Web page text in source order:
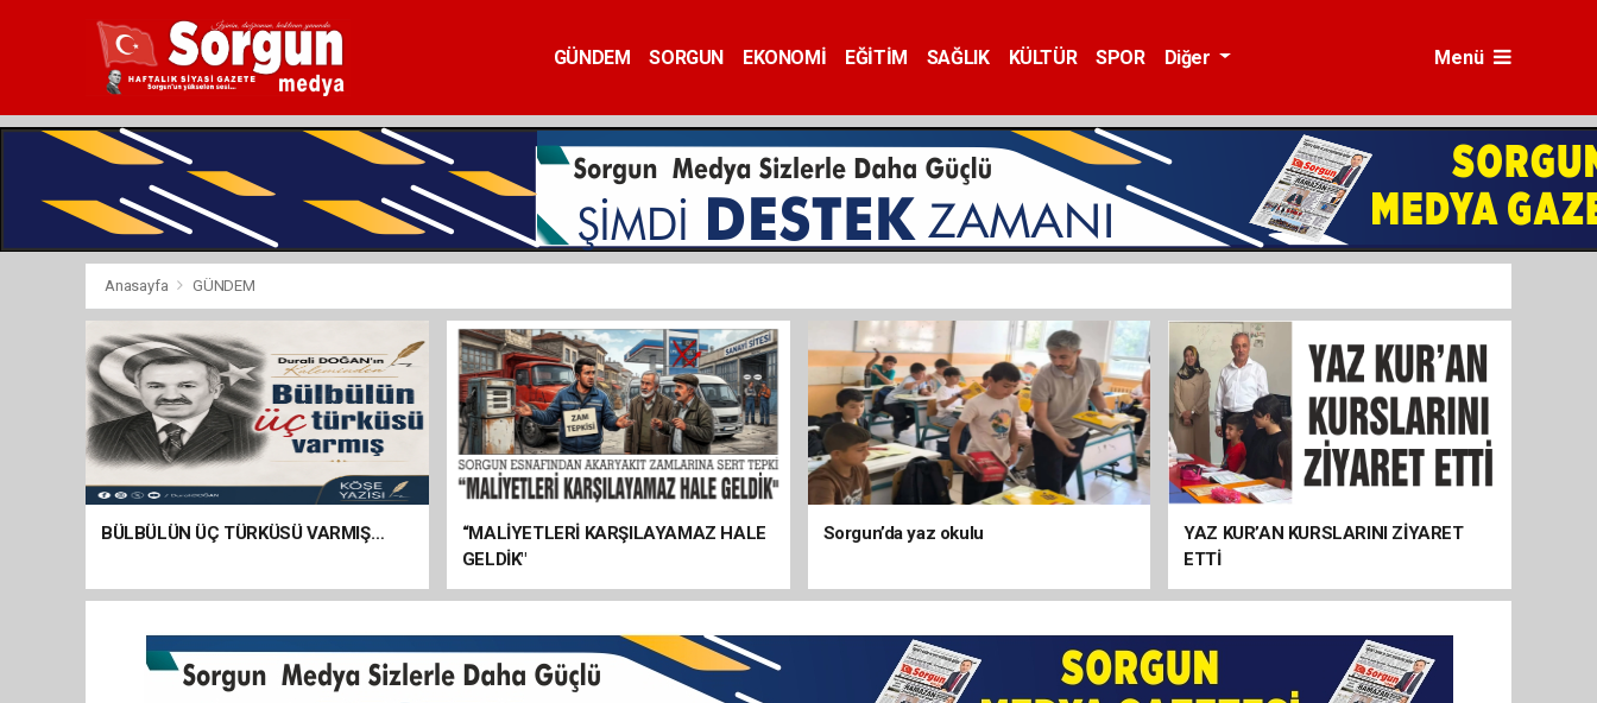
GÜNDEM SORGUN EKONOMİ EĞİTİM SAĞLIK KÜLTÜR SPOR Diğer Menü
Anasayfa GÜNDEM
BÜLBÜLÜN ÜÇ TÜRKÜSÜ VARMIŞ…
“MALİYETLERİ KARŞILAYAMAZ HALE
GELDİK"
Sorgun’da yaz okulu
YAZ KUR’AN KURSLARINI ZİYARET
ETTİ